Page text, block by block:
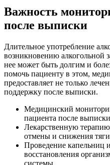
Важность
после выписки
Длительное употребление
возникновению алкогольной
нее может быть долгим и
помочь пациенту в этом,
предоставляет не только
поддержку после выписки.
Медицинский
пациента после
Лекарственную
отмены и снижения
Проведение капельниц
восстановления